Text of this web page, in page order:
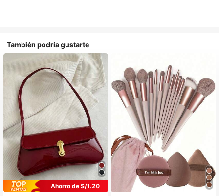
También podría gustarte
Ahorro de S/1.20